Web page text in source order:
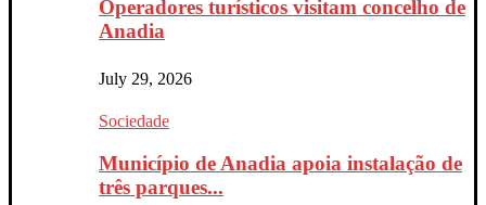
Operadores turísticos visitam concelho de
Anadia
July 29, 2026
Sociedade
Município de Anadia apoia instalação de
três parques...